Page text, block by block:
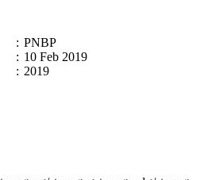
: PNBP
: 10 Feb 2019
: 2019